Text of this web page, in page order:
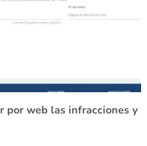
por web las infracciones y